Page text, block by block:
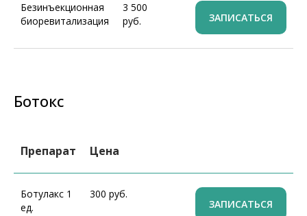
Безинъекционная
биоревитализация
3 500
руб.
ЗАПИСАТЬСЯ
Ботокс
Препарат Цена
Ботулакс 1
ед.
300 руб.
ЗАПИСАТЬСЯ